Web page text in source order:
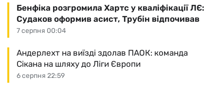
7 серпня 00:04
Бенфіка розгромила Хартс у кваліфікації ЛЄ:
Судаков оформив асист, Трубін відпочивав
6 серпня 22:59
Андерлехт на виїзді здолав ПАОК: команда
Сікана на шляху до Ліги Європи